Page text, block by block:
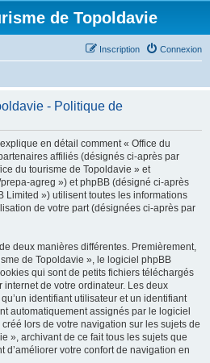
de Topoldavie
Connexion
Inscription
- Politique de
en détail comment « Office du
affiliés (désignés ci-après par
du tourisme de Topoldavie » et
agreg ») et phpBB (désigné ci-après
Limited ») utilisent toutes les informations
de votre part (désignées ci-après par
deux manières différentes. Premièrement,
de Topoldavie », le logiciel phpBB
qui sont de petits fichiers téléchargés
de votre ordinateur. Les deux
identifiant utilisateur et un identifiant
automatiquement assignés par le logiciel
lors de votre navigation sur les sujets de
», archivant de ce fait tous les sujets que
d’améliorer votre confort de navigation en